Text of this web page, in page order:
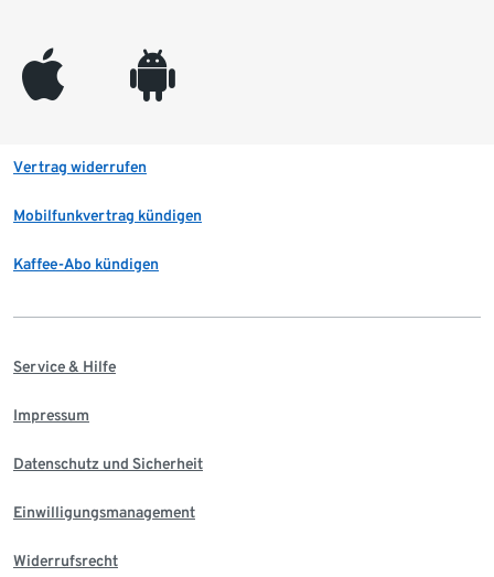
appleinc android
Vertrag widerrufen
Mobilfunkvertrag kündigen
Kaffee-Abo kündigen
Service & Hilfe
Impressum
Datenschutz und Sicherheit
Einwilligungsmanagement
Widerrufsrecht